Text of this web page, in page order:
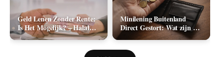
Geld Lenen Zonder Rente:
Is Het Mogelijk? – Halal
Geld Lenen
Minilening Buitenland
Direct Gestort: Wat zijn de
Mogelijkheden in 2026?